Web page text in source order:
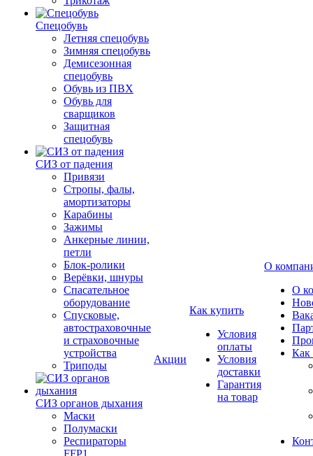
Спецобувь
Летняя спецобувь
Зимняя спецобувь
Демисезонная
спецобувь
Обувь из ПВХ
Обувь для
сварщиков
Защитная
спецобувь
СИЗ от падения
Привязи
Стропы, фалы,
амортизаторы
Карабины
Зажимы
Анкерные линии,
петли
Блок-ролики
Верёвки, шнуры
Спасательное
оборудование
Спусковые,
автостраховочные
и страховочные
устройства
Триподы
СИЗ органов дыхания
Маски
Полумаски
Респираторы
FFP1
Акции
Как купить
Условия
оплаты
Условия
доставки
Гарантия
на товар
О
О
Как